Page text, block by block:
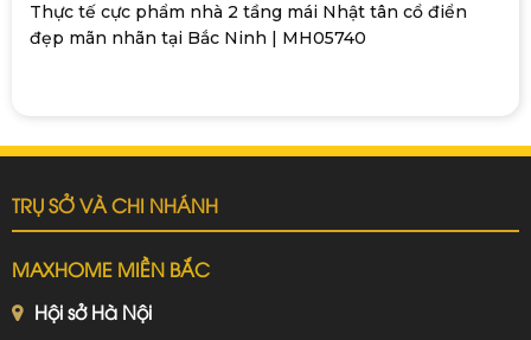
Thực tế cực phẩm nhà 2 tầng mái Nhật tân cổ điển
đẹp mãn nhãn tại Bắc Ninh | MH05740
TRỤ SỞ VÀ CHI NHÁNH
MAXHOME MIỀN BẮC
Hội sở Hà Nội